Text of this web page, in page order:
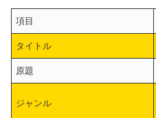
項目
タイトル
原題
ジャンル